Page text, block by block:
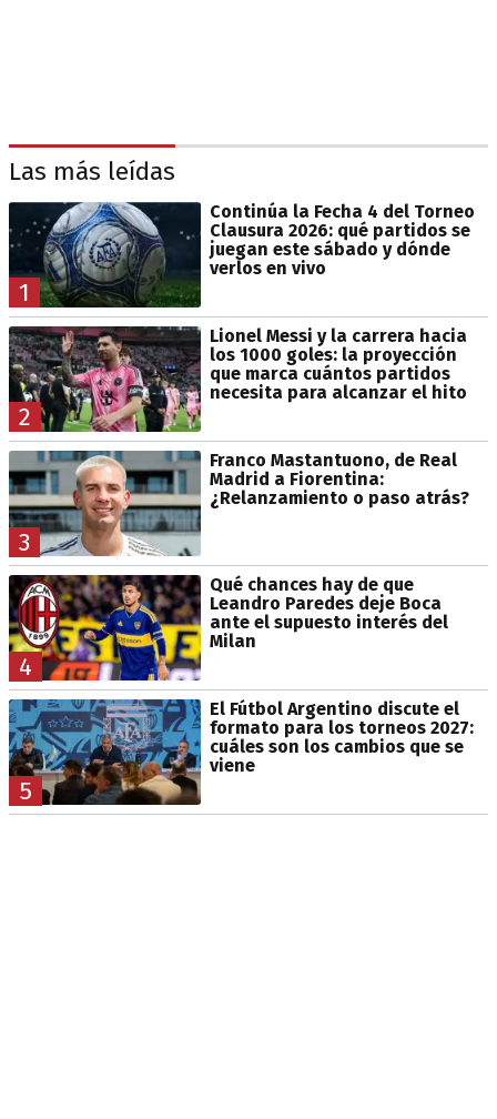
Las más leídas
1
Continúa la Fecha 4 del Torneo
Clausura 2026: qué partidos se
juegan este sábado y dónde
verlos en vivo
2
Lionel Messi y la carrera hacia
los 1000 goles: la proyección
que marca cuántos partidos
necesita para alcanzar el hito
3
Franco Mastantuono, de Real
Madrid a Fiorentina:
¿Relanzamiento o paso atrás?
4
Qué chances hay de que
Leandro Paredes deje Boca
ante el supuesto interés del
Milan
5
El Fútbol Argentino discute el
formato para los torneos 2027:
cuáles son los cambios que se
viene